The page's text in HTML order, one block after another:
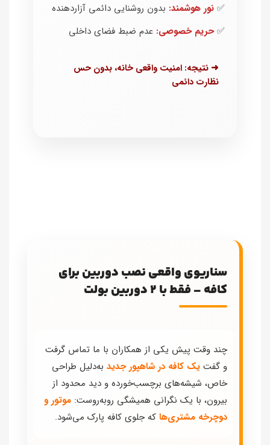
✅ نور هوشمند: بدون روشنایی دائمی آزاردهنده
✅حریم خصوصی: عدم ضبط فضای داخلی
➜ نتیجه: امنیت واقعی خانه، بدون حس
نظارت دائمی
سناریوی واقعی نصب دوربین برای
کافه – فقط با ۲ دوربین بولت
چند وقت پیش یکی از همکاران با ما تماس گرفت
و گفت یک کافه در شاهپور جدید به‌دلیل طراحی
خاص، شیشه‌های برچسب‌خورده و دید محدود از
بیرون، با یک نگرانی همیشگی روبه‌روست: موتور و
دوچرخه مشتری‌ها که جلوی کافه پارک می‌شود.